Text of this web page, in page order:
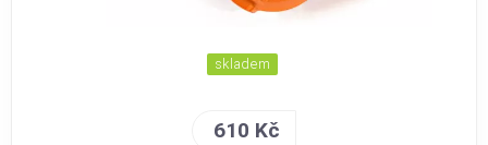
skladem
610 Kč